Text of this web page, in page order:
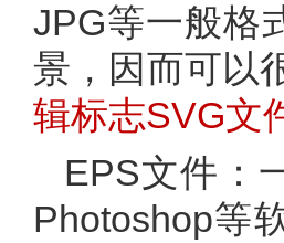
JPG等一般格
景，因而可以
辑标志SVG文
EPS文件：
Photoshop等